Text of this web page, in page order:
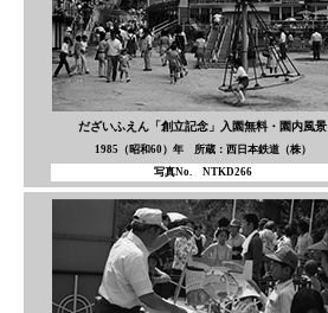
だざいふえん「創立記念」入園無料・園内風景
1985（昭和60）年 所蔵：西日本鉄道（株）
写真No. NTKD266